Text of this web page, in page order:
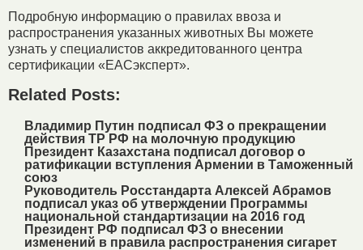
Подробную информацию о правилах ввоза и
распространения указанных животных Вы можете
узнать у специалистов аккредитованного центра
сертификации «ЕАСэксперт».
Related Posts:
Владимир Путин подписал ФЗ о прекращении
действия ТР РФ на молочную продукцию
Президент Казахстана подписал договор о
ратификации вступления Армении в Таможенный
союз
Руководитель Росстандарта Алексей Абрамов
подписал указ об утверждении Программы
национальной стандартизации на 2016 год
Президент РФ подписал ФЗ о внесении
изменений в правила распространения сигарет